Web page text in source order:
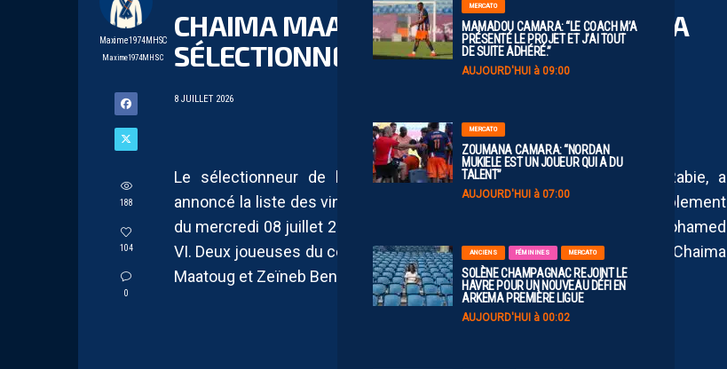
MERCATO
MAMADOU CAMARA: “LE COACH M’A
PRÉSENTÉ LE PROJET ET J’AI TOUT
DE SUITE ADHÉRÉ.”
AUJOURD'HUI à 09:00
MERCATO
ZOUMANA CAMARA: “NORDAN
MUKIELE EST UN JOUEUR QUI A DU
TALENT”
AUJOURD'HUI à 07:00
ANCIENS FÉMININES MERCATO
SOLÈNE CHAMPAGNAC REJOINT LE
HAVRE POUR UN NOUVEAU DÉFI EN
ARKEMA PREMIÈRE LIGUE
AUJOURD'HUI à 00:02
Maxime1974MHSC
Maxime1974MHSC
188
104
0
CHAIMA MAATOUG ET ZEÏNEB BENYEBKA
SÉLECTIONNÉES AVEC LE MAROC U17F
8 JUILLET 2026
Le sélectionneur de l’équipe du Maroc U17 Féminine, Youness Rabie, a
annoncé la liste des vingt-sept joueuses convoquées pour le rassemblement
du mercredi 08 juillet 2026 au mercredi 15 juillet 2026 au Complexe Mohamed
VI. Deux joueuses du centre de formation du Montpellier Football Club, Chaima
Maatoug et Zeïneb Benyebka, fait partie de cette liste.